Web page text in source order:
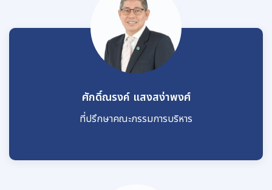
ศักดิ์ณรงค์ แสงสง่าพงศ์
ที่ปรึกษาคณะกรรมการบริหาร